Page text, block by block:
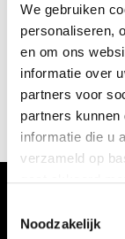
We gebruiken
personaliseren,
en om ons
informatie over
partners voor
partners
informatie die u
verzameld op
Noodzakelijk
Ter gelegenheid
elke week gratis
een straal van 45
organisatie actief
en beheren van
2 min
VERHALEN